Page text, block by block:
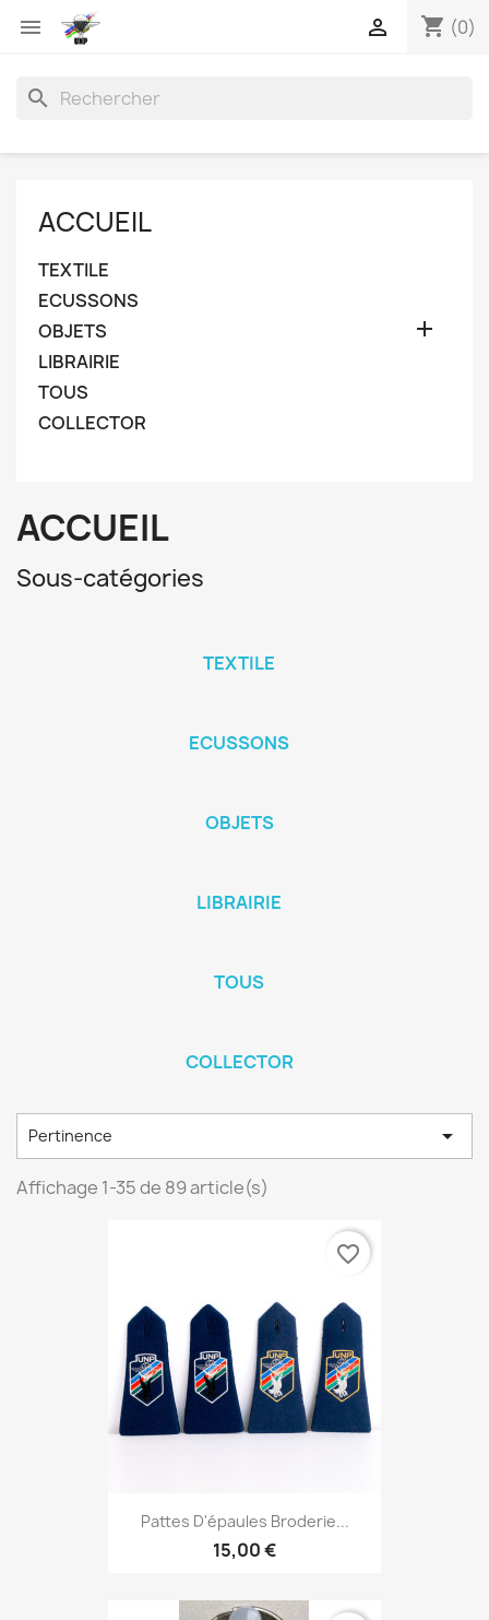
 shopping_cart (0)

search
ACCUEIL
TEXTILE
ECUSSONS
OBJETS

LIBRAIRIE
TOUS
COLLECTOR
ACCUEIL
Sous-catégories
TEXTILE
ECUSSONS
OBJETS
LIBRAIRIE
TOUS
COLLECTOR
Pertinence 
Affichage 1-35 de 89 article(s)
Pattes D'épaules Broderie...
15,00 €
favorite_border